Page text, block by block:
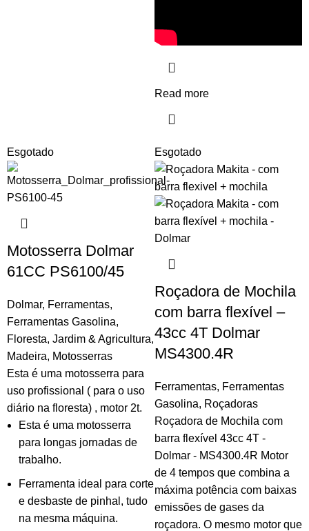
Read more
Esgotado
Motosserra Dolmar
61CC PS6100/45
Dolmar, Ferramentas,
Ferramentas Gasolina,
Floresta, Jardim & Agricultura,
Madeira, Motosserras
Esta é uma motosserra para
uso profissional ( para o uso
diário na floresta) , motor 2t.
Esta é uma motosserra
para longas jornadas de
trabalho.
Ferramenta ideal para corte
e desbaste de pinhal, tudo
na mesma máquina.
Esgotado
Roçadora de Mochila
com barra flexível –
43cc 4T Dolmar
MS4300.4R
Ferramentas, Ferramentas
Gasolina, Roçadoras
Roçadora de Mochila com
barra flexível 43cc 4T -
Dolmar - MS4300.4R Motor
de 4 tempos que combina a
máxima potência com baixas
emissões de gases da
roçadora. O mesmo motor que